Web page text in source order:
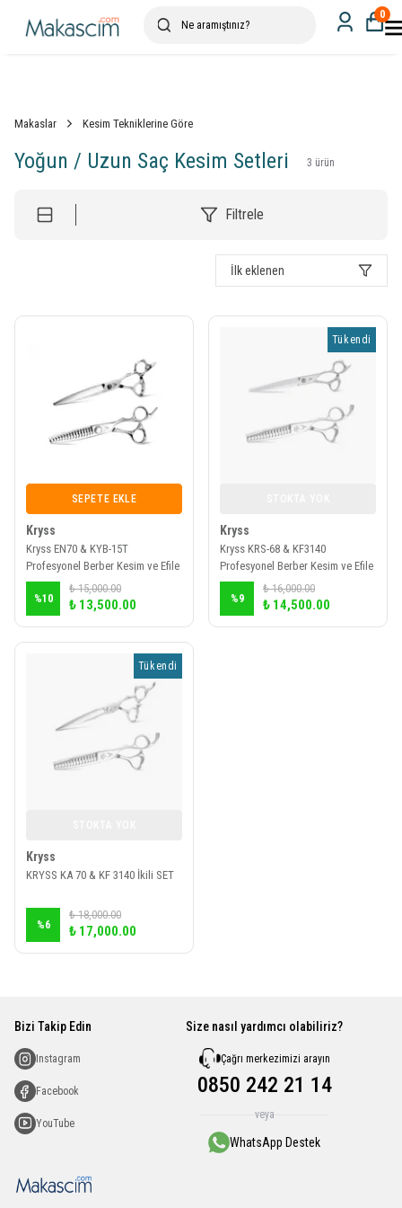
0
Makaslar Kesim Tekniklerine Göre
Yoğun / Uzun Saç Kesim Setleri 3 ürün
Filtrele
İlk eklenen
SEPETE EKLE
Kryss
Kryss EN70 & KYB-15T
Profesyonel Berber Kesim ve Efile
Makas Seti
%10
₺ 15,000.00
₺ 13,500.00
Tükendi
Kryss
Kryss KRS-68 & KF3140
Profesyonel Berber Kesim ve Efile
Makas Seti
%9
₺ 16,000.00
₺ 14,500.00
Tükendi
Kryss
KRYSS KA 70 & KF 3140 İkili SET
%6
₺ 18,000.00
₺ 17,000.00
Bizi Takip Edin
Instagram
Facebook
YouTube
Size nasıl yardımcı olabiliriz?
Çağrı merkezimizi arayın
0850 242 21 14
veya
WhatsApp Destek